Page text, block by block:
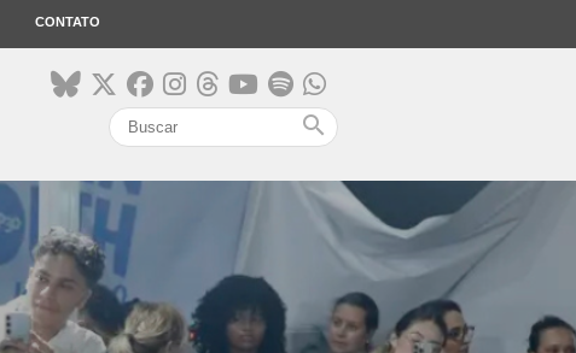
CONTATO
search